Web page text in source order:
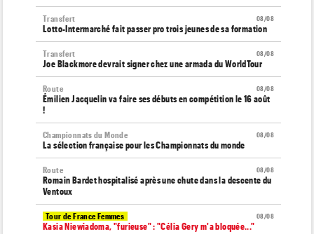
08/08
Transfert
Lotto-Intermarché fait passer pro trois jeunes de sa formation
08/08
Transfert
Joe Blackmore devrait signer chez une armada du WorldTour
08/08
Route
Émilien Jacquelin va faire ses débuts en compétition le 16 août
!
08/08
Championnats du Monde
La sélection française pour les Championnats du monde
08/08
Route
Romain Bardet hospitalisé après une chute dans la descente du
Ventoux
08/08
Tour de France Femmes
Kasia Niewiadoma, "furieuse" : "Célia Gery m'a bloquée..."